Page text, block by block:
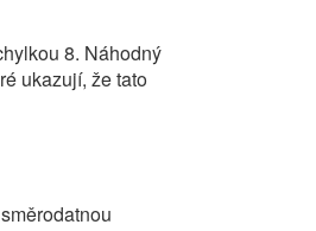
8. Náhodný
ukazují, že tato